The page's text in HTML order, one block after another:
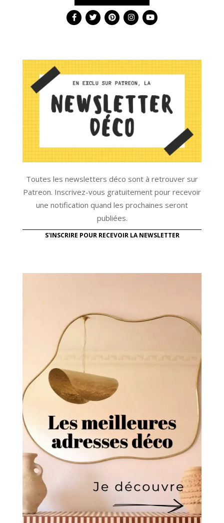
Toutes les newsletters déco sont à retrouver sur
Patreon. Inscrivez-vous gratuitement pour recevoir
une notification quand les prochaines seront
publiées.
S'INSCRIRE POUR RECEVOIR LA NEWSLETTER